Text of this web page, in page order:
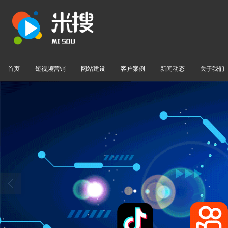
首页 短视频营销 网站建设 客户案例 新闻动态 关于我们